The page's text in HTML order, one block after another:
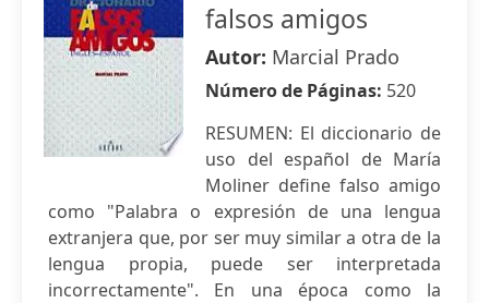
falsos amigos
Autor: Marcial Prado
Número de Páginas: 520
RESUMEN: El diccionario de
uso del español de María
Moliner define falso amigo
como "Palabra o expresión de una lengua
extranjera que, por ser muy similar a otra de la
lengua propia, puede ser interpretada
incorrectamente". En una época como la